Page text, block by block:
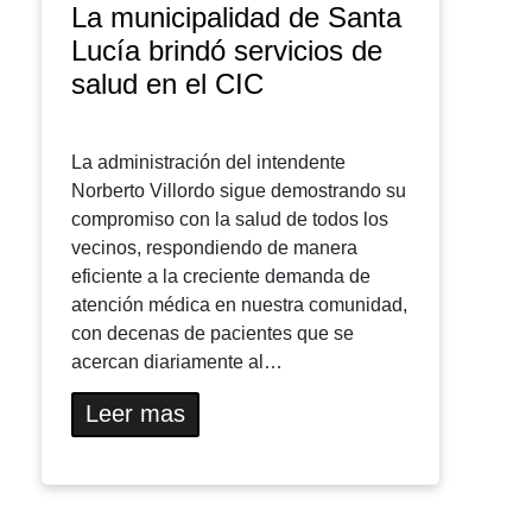
La municipalidad de Santa
Lucía brindó servicios de
salud en el CIC
La administración del intendente
Norberto Villordo sigue demostrando su
compromiso con la salud de todos los
vecinos, respondiendo de manera
eficiente a la creciente demanda de
atención médica en nuestra comunidad,
con decenas de pacientes que se
acercan diariamente al…
Leer mas